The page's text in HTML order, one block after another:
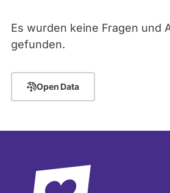
befragt
werden.
Thema
- Alle -
Antwort Status
- Alle -
Es wurden keine Fragen und
gefunden.
Open Data